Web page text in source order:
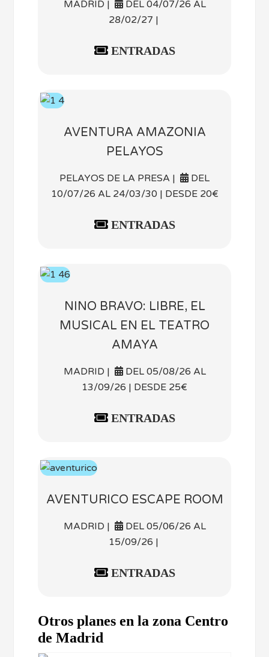
MADRID |
DEL 04/07/26 AL
28/02/27 |
ENTRADAS
AVENTURA AMAZONIA
PELAYOS
PELAYOS DE LA PRESA |
DEL
10/07/26 AL 24/03/30 | DESDE 20€
ENTRADAS
NINO BRAVO: LIBRE, EL
MUSICAL EN EL TEATRO
AMAYA
MADRID |
DEL 05/08/26 AL
13/09/26 | DESDE 25€
ENTRADAS
AVENTURICO ESCAPE ROOM
MADRID |
DEL 05/06/26 AL
15/09/26 |
ENTRADAS
Otros planes en la zona Centro
de Madrid